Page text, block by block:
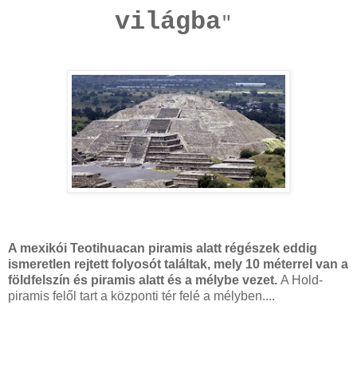
világba"
A mexikói Teotihuacan piramis alatt régészek eddig
ismeretlen rejtett folyosót találtak, mely 10 méterrel van a
földfelszín és piramis alatt és a mélybe vezet. A Hold-
piramis felől tart a központi tér felé a mélyben....